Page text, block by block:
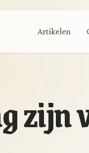
Artikelen
zijn